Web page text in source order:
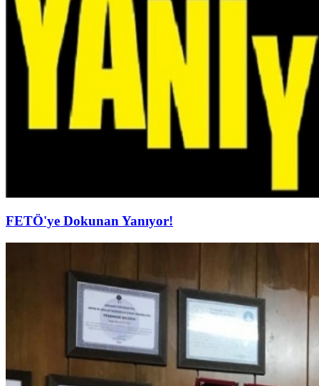
FETÖ'ye Dokunan Yanıyor!